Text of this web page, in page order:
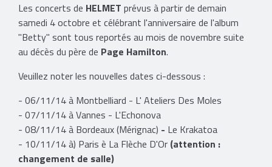
Les concerts de HELMET prévus à partir de demain
samedi 4 octobre et célébrant l'anniversaire de l'album
"Betty" sont tous reportés au mois de novembre suite
au décès du père de Page Hamilton.
Veuillez noter les nouvelles dates ci-dessous :
- 06/11/14 à Montbelliard - L' Ateliers Des Moles
- 07/11/14 à Vannes - L'Echonova
- 08/11/14 à Bordeaux (Mérignac) - Le Krakatoa
- 10/11/14 à) Paris è La Flèche D'Or (attention :
changement de salle)